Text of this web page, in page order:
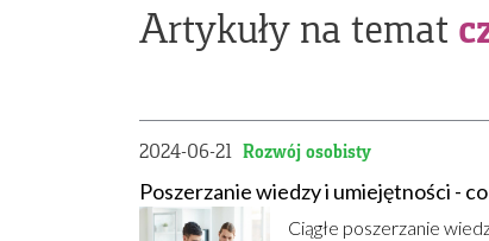
Artykuły na temat
2024-06-21 Rozwój osobisty
Poszerzanie wiedzy i umiejętności -
Ciągłe poszerzanie